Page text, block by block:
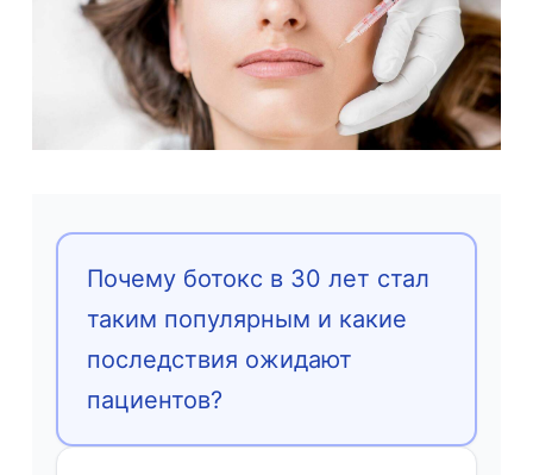
Почему ботокс в 30 лет стал
таким популярным и какие
последствия ожидают
пациентов?